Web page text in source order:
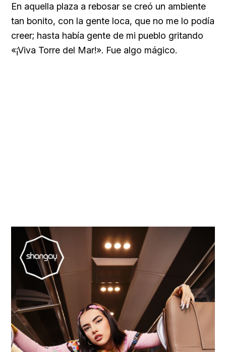
En aquella plaza a rebosar se creó un ambiente
tan bonito, con la gente loca, que no me lo podía
creer; hasta había gente de mi pueblo gritando
«¡Viva Torre del Mar!». Fue algo mágico.